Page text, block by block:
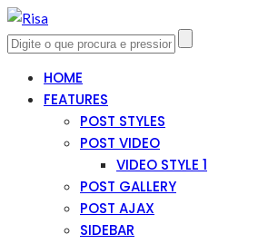
HOME
FEATURES
POST STYLES
POST VIDEO
VIDEO STYLE 1
POST GALLERY
POST AJAX
SIDEBAR